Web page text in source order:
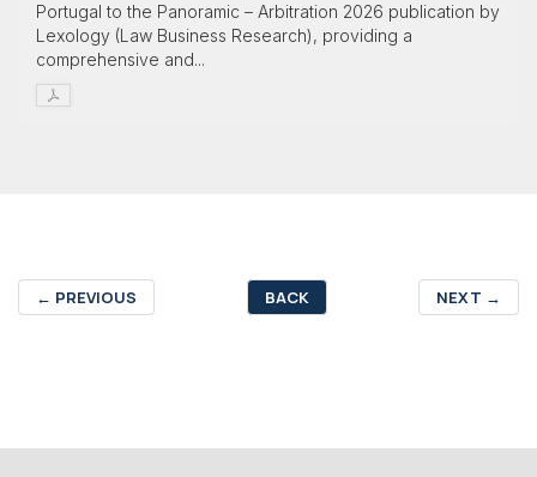
Portugal to the Panoramic – Arbitration 2026 publication by
Lexology (Law Business Research), providing a
comprehensive and...
← PREVIOUS BACK NEXT →